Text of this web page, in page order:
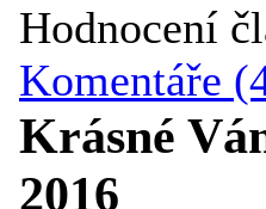
Hodnocení
Komentáře
Krásné
2016